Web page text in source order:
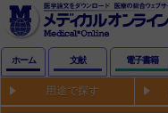
ホーム 文献 電子書籍
用途で探す